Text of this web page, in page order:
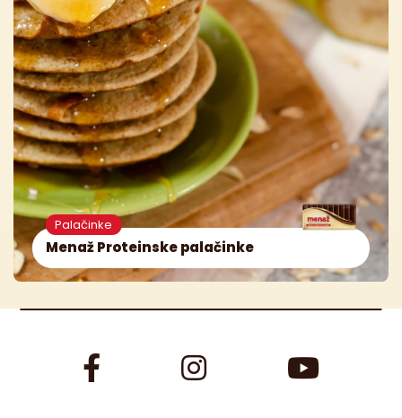
Menaž Proteinske palačinke
Palačinke